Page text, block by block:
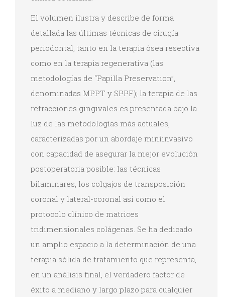
El volumen ilustra y describe de forma
detallada las últimas técnicas de cirugía
periodontal, tanto en la terapia ósea resectiva
como en la terapia regenerativa (las
metodologías de “Papilla Preservation”,
denominadas MPPT y SPPF); la terapia de las
retracciones gingivales es presentada bajo la
luz de las metodologías más actuales,
caracterizadas por un abordaje miniinvasivo
con capacidad de asegurar la mejor evolución
postoperatoria posible: las técnicas
bilaminares, los colgajos de transposición
coronal y lateral-coronal así como el
protocolo clínico de matrices
tridimensionales colágenas. Se ha dedicado
un amplio espacio a la determinación de una
terapia sólida de tratamiento que representa,
en un análisis final, el verdadero factor de
éxito a mediano y largo plazo para cualquier